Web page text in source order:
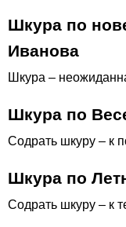
Шкура по
Иванова
Шкура –
Шкура по
Содрать шкуру – к
Шкура по
Содрать шкуру – к